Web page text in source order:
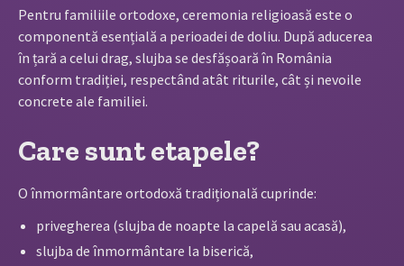
Pentru familiile ortodoxe, ceremonia religioasă este o
componentă esențială a perioadei de doliu. După aducerea
în țară a celui drag, slujba se desfășoară în România
conform tradiției, respectând atât riturile, cât și nevoile
concrete ale familiei.
Care sunt etapele?
O înmormântare ortodoxă tradițională cuprinde:
privegherea (slujba de noapte la capelă sau acasă),
slujba de înmormântare la biserică,